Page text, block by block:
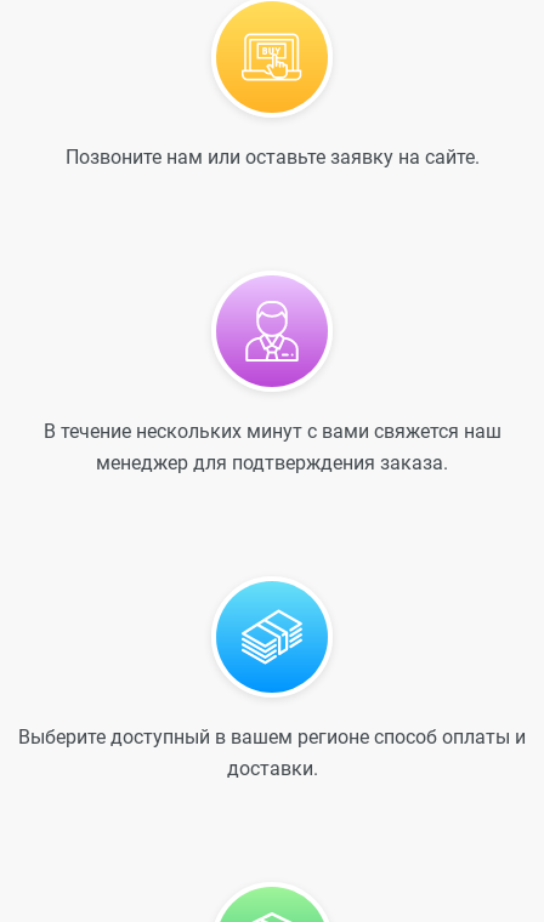
Позвоните нам или оставьте заявку на сайте.
В течение нескольких минут с вами свяжется наш
менеджер для подтверждения заказа.
Выберите доступный в вашем регионе способ оплаты и
доставки.